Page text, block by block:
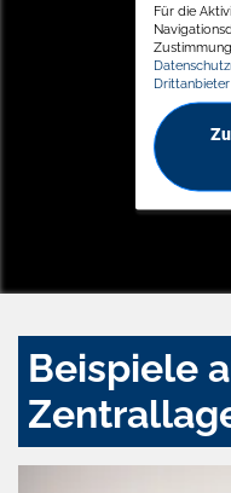
Für die
Beispiele